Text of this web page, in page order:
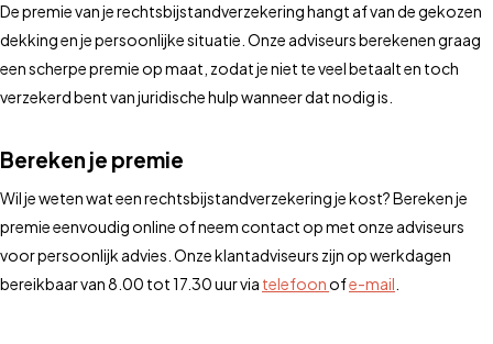
De premie van je rechtsbijstandverzekering hangt af van de gekozen
dekking en je persoonlijke situatie. Onze adviseurs berekenen graag
een scherpe premie op maat, zodat je niet te veel betaalt en toch
verzekerd bent van juridische hulp wanneer dat nodig is.
Bereken je premie
Wil je weten wat een rechtsbijstandverzekering je kost? Bereken je
premie eenvoudig online of neem contact op met onze adviseurs
voor persoonlijk advies. Onze klantadviseurs zijn op werkdagen
bereikbaar van 8.00 tot 17.30 uur via telefoonofe-mail